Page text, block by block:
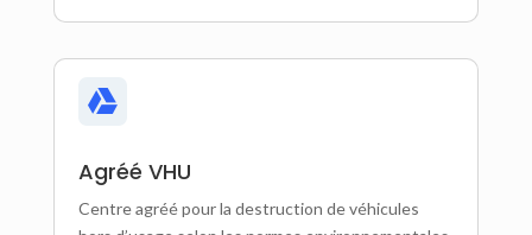

Agréé VHU
Centre agréé pour la destruction de véhicules